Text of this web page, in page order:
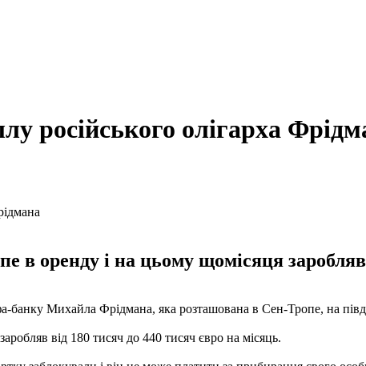
російського олігарха
в оренду і на цьому щомісяця
банку Михайла Фрідмана, яка розташована в Сен-Тропе, на
від 180 тисяч до 440 тисяч євро на місяць.